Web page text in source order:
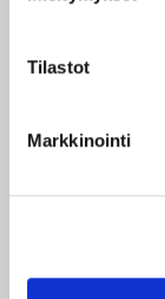
Tilastot
Markkinointi
KEHRÄÄMÖ
STAND UP
29,90 €